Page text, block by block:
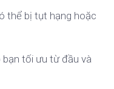
thể bị tụt hạng hoặc
tối ưu từ đầu và